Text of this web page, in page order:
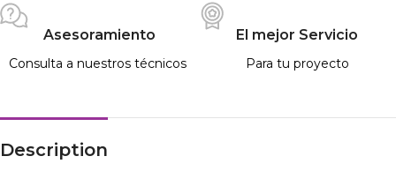
Asesoramiento
Consulta a nuestros técnicos
El mejor Servicio
Para tu proyecto
Description